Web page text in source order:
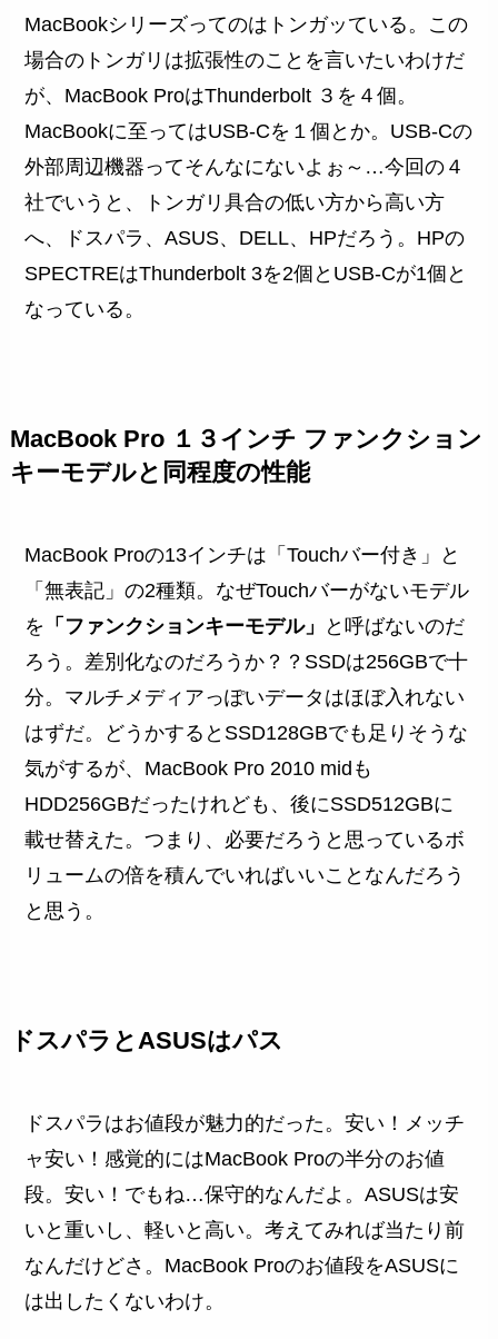
MacBookシリーズってのはトンガッている。この
場合のトンガリは拡張性のことを言いたいわけだ
が、MacBook ProはThunderbolt ３を４個。
MacBookに至ってはUSB-Cを１個とか。USB-Cの
外部周辺機器ってそんなにないよぉ～…今回の４
社でいうと、トンガリ具合の低い方から高い方
へ、ドスパラ、ASUS、DELL、HPだろう。HPの
SPECTREはThunderbolt 3を2個とUSB-Cが1個と
なっている。
MacBook Pro １３インチ ファンクション
キーモデルと同程度の性能
MacBook Proの13インチは「Touchバー付き」と
「無表記」の2種類。なぜTouchバーがないモデル
を 「ファンクションキーモデル」
と呼ばないのだ
ろう。差別化なのだろうか？？SSDは256GBで十
分。マルチメディアっぽいデータはほぼ入れない
はずだ。どうかするとSSD128GBでも足りそうな
気がするが、MacBook Pro 2010 midも
HDD256GBだったけれども、後にSSD512GBに
載せ替えた。つまり、必要だろうと思っているボ
リュームの倍を積んでいればいいことなんだろう
と思う。
ドスパラとASUSはパス
ドスパラはお値段が魅力的だった。安い！メッチ
ャ安い！感覚的にはMacBook Proの半分のお値
段。安い！でもね…保守的なんだよ。ASUSは安
いと重いし、軽いと高い。考えてみれば当たり前
なんだけどさ。MacBook Proのお値段をASUSに
は出したくないわけ。